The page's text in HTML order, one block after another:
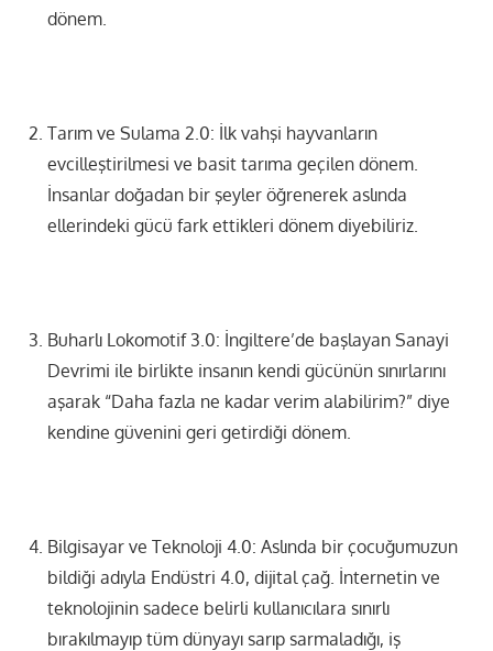
dönem.
Tarım ve Sulama 2.0: İlk vahşi hayvanların
evcilleştirilmesi ve basit tarıma geçilen dönem.
İnsanlar doğadan bir şeyler öğrenerek aslında
ellerindeki gücü fark ettikleri dönem diyebiliriz.
Buharlı Lokomotif 3.0: İngiltere’de başlayan Sanayi
Devrimi ile birlikte insanın kendi gücünün sınırlarını
aşarak “Daha fazla ne kadar verim alabilirim?” diye
kendine güvenini geri getirdiği dönem.
Bilgisayar ve Teknoloji 4.0: Aslında bir çocuğumuzun
bildiği adıyla Endüstri 4.0, dijital çağ. İnternetin ve
teknolojinin sadece belirli kullanıcılara sınırlı
bırakılmayıp tüm dünyayı sarıp sarmaladığı, iş